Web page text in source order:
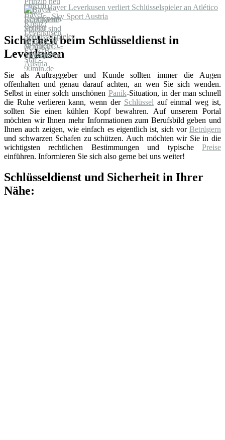
Bayer Leverkusen verliert Schlüsselspieler an Atlético
- Sky Sport Austria
Sicherheit beim Schlüsseldienst in
Leverkusen
Sie als Auftraggeber und Kunde sollten immer die Augen
offenhalten und genau darauf achten, an wen Sie sich wenden.
Selbst in einer solch unschönen Panik-Situation, in der man schnell
die Ruhe verlieren kann, wenn der Schlüssel auf einmal weg ist,
sollten Sie einen kühlen Kopf bewahren. Auf unserem Portal
möchten wir Ihnen mehr Informationen zum Berufsbild geben und
Ihnen auch zeigen, wie einfach es eigentlich ist, sich vor Betrügern
und schwarzen Schafen zu schützen. Auch möchten wir Sie in die
wichtigsten rechtlichen Bestimmungen und typische Preise
einführen. Informieren Sie sich also gerne bei uns weiter!
Schlüsseldienst und Sicherheit in Ihrer
Nähe: